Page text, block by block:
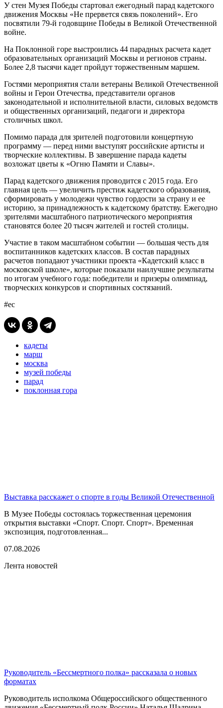
У стен Музея Победы стартовал ежегодный парад кадетского
движения Москвы «Не прервется связь поколений». Его
посвятили 79-й годовщине Победы в Великой Отечественной
войне.
На Поклонной горе выстроились 44 парадных расчета кадет
образовательных организаций Москвы и регионов страны.
Более 2,8 тысячи кадет пройдут торжественным маршем.
Гостями мероприятия стали ветераны Великой Отечественной
войны и Герои Отечества, представители органов
законодательной и исполнительной власти, силовых ведомств
и общественных организаций, педагоги и директора
столичных школ.
Помимо парада для зрителей подготовили концертную
программу — перед ними выступят российские артисты и
творческие коллективы. В завершение парада кадеты
возложат цветы к «Огню Памяти и Славы».
Парад кадетского движения проводится с 2015 года. Его
главная цель — увеличить престиж кадетского образования,
сформировать у молодежи чувство гордости за страну и ее
историю, за принадлежность к кадетскому братству. Ежегодно
зрителями масштабного патриотического мероприятия
становятся более 20 тысяч жителей и гостей столицы.
Участие в таком масштабном событии — большая честь для
воспитанников кадетских классов. В состав парадных
расчетов попадают участники проекта «Кадетский класс в
московской школе», которые показали наилучшие результаты
по итогам учебного года: победители и призеры олимпиад,
творческих конкурсов и спортивных состязаний.
#ес
кадеты
марш
москва
музей победы
парад
поклонная гора
Выставка расскажет о спорте в годы Великой Отечественной
В Музее Победы состоялась торжественная церемония
открытия выставки «Спорт. Спорт. Спорт». Временная
экспозиция, подготовленная...
07.08.2026
Лента новостей
Руководитель «Бессмертного полка» рассказала о новых
форматах
Руководитель исполкома Общероссийского общественного